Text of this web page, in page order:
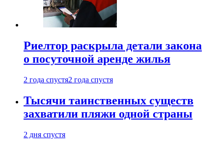
Риелтор раскрыла детали закона
о посуточной аренде жилья
2 года спустя2 года спустя
Тысячи таинственных существ
захватили пляжи одной страны
2 дня спустя